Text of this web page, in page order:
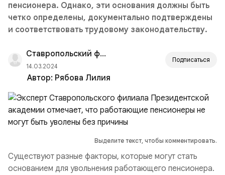
пенсионера. Однако, эти основания должны быть
четко определены, документально подтверждены
и соответствовать трудовому законодательству.
Ставропольский филиал РАНХиГС
14.03.2024
Подписаться
Автор: Рябова Лилия
Выделите текст, чтобы комментировать.
Существуют разные факторы, которые могут стать
основанием для увольнения работающего пенсионера.